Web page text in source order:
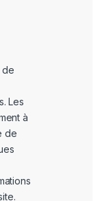
de
Les
à
de